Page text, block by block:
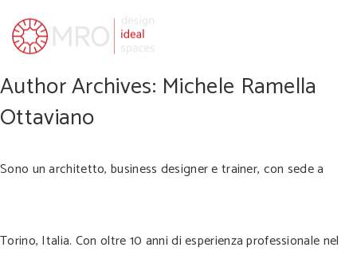
Author Archives: Michele Ramella
Ottaviano
Sono un architetto, business designer e trainer, con sede a
Torino, Italia. Con oltre 10 anni di esperienza professionale nel